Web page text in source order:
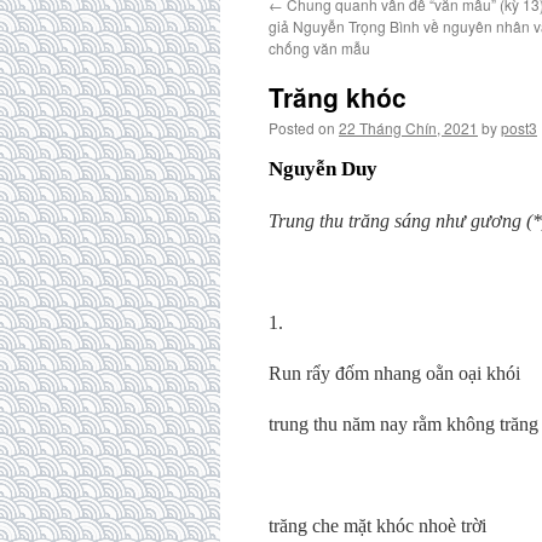
← Chung quanh vấn đề “văn mẫu” (kỳ
giả Nguyễn Trọng Bình về nguyên nhân
chống văn mẫu
Trăng khóc
Posted on 22 Tháng Chín, 2021 bypost3
Nguyễn Duy
Trung thu trăng sáng như gương
1.
Run rẩy đốm nhang oằn oại khói
trung thu năm nay rằm không trăng
trăng che mặt khóc nhoè trời